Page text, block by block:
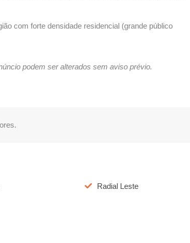
com forte densidade residencial (grande público
podem ser alterados sem aviso prévio.
Radial Leste